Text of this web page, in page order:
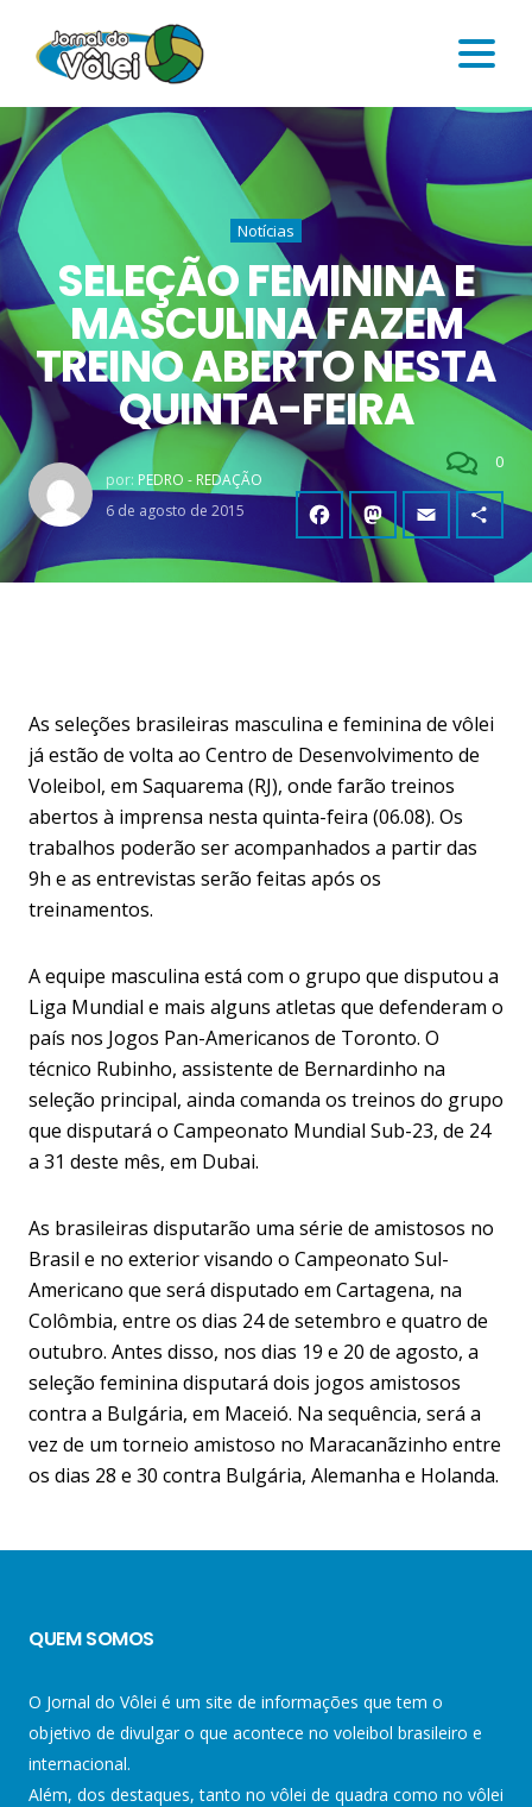
Notícias
SELEÇÃO FEMININA E
MASCULINA FAZEM
TREINO ABERTO NESTA
QUINTA-FEIRA
por: PEDRO - REDAÇÃO
6 de agosto de 2015
0
As seleções brasileiras masculina e feminina de vôlei
já estão de volta ao Centro de Desenvolvimento de
Voleibol, em Saquarema (RJ), onde farão treinos
abertos à imprensa nesta quinta-feira (06.08). Os
trabalhos poderão ser acompanhados a partir das
9h e as entrevistas serão feitas após os
treinamentos.
A equipe masculina está com o grupo que disputou a
Liga Mundial e mais alguns atletas que defenderam o
país nos Jogos Pan-Americanos de Toronto. O
técnico Rubinho, assistente de Bernardinho na
seleção principal, ainda comanda os treinos do grupo
que disputará o Campeonato Mundial Sub-23, de 24
a 31 deste mês, em Dubai.
As brasileiras disputarão uma série de amistosos no
Brasil e no exterior visando o Campeonato Sul-
Americano que será disputado em Cartagena, na
Colômbia, entre os dias 24 de setembro e quatro de
outubro. Antes disso, nos dias 19 e 20 de agosto, a
seleção feminina disputará dois jogos amistosos
contra a Bulgária, em Maceió. Na sequência, será a
vez de um torneio amistoso no Maracanãzinho entre
os dias 28 e 30 contra Bulgária, Alemanha e Holanda.
QUEM SOMOS
O Jornal do Vôlei é um site de informações que tem o
objetivo de divulgar o que acontece no voleibol brasileiro e
internacional.
Além, dos destaques, tanto no vôlei de quadra como no vôlei